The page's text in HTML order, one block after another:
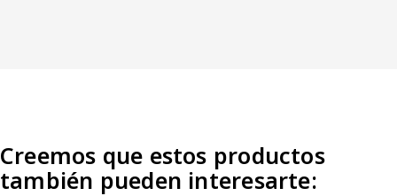
Creemos que estos productos
también pueden interesarte: